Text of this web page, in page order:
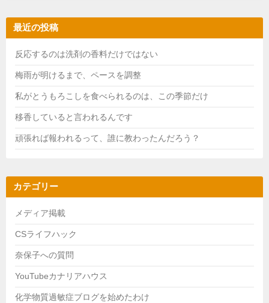
い
最近の投稿
反応するのは洗剤の香料だけではない
梅雨が明けるまで、ペースを調整
私がとうもろこしを食べられるのは、この季節だけ
移香していると言われるんです
頑張れば報われるって、誰に教わったんだろう？
カテゴリー
メディア掲載
CSライフハック
奈保子への質問
YouTubeカナリアハウス
化学物質過敏症ブログを始めたわけ